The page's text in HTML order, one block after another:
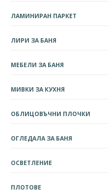
ЛАМИНИРАН ПАРКЕТ
ЛИРИ ЗА БАНЯ
МЕБЕЛИ ЗА БАНЯ
МИВКИ ЗА КУХНЯ
ОБЛИЦОВЪЧНИ ПЛОЧКИ
ОГЛЕДАЛА ЗА БАНЯ
ОСВЕТЛЕНИЕ
ПЛОТОВЕ